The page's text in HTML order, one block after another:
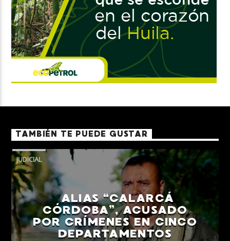
TAMBIÉN TE PUEDE GUSTAR
JUDICIAL
ALIAS “CALARCÁ
CÓRDOBA”, ACUSADO
POR CRÍMENES EN CINCO
DEPARTAMENTOS